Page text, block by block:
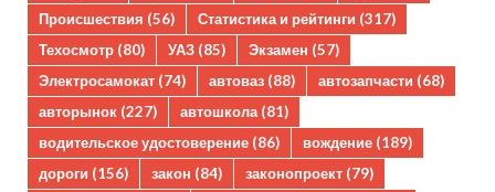
Происшествия (56) Статистика и рейтинги (317)
Техосмотр (80) УАЗ (85) Экзамен (57)
Электросамокат (74) автоваз (88) автозапчасти (68)
авторынок (227) автошкола(81)
водительское удостоверение (86) вождение (189)
дороги (156) закон (84) законопроект (79)